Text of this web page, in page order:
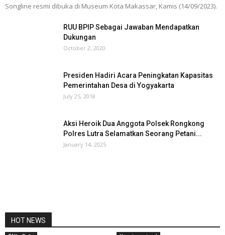
Songline resmi dibuka di Museum Kota Makassar, Kamis (14/09/2023).
RUU BPIP Sebagai Jawaban Mendapatkan
Dukungan
October 2, 2020
Presiden Hadiri Acara Peningkatan Kapasitas
Pemerintahan Desa di Yogyakarta
July 25, 2018
Aksi Heroik Dua Anggota Polsek Rongkong
Polres Lutra Selamatkan Seorang Petani...
January 14, 2025
HOT NEWS